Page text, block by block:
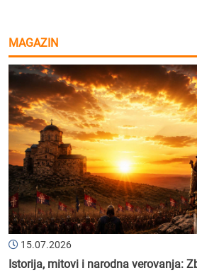
MAGAZIN
15.07.2026
Istorija, mitovi i narodna verovanja: